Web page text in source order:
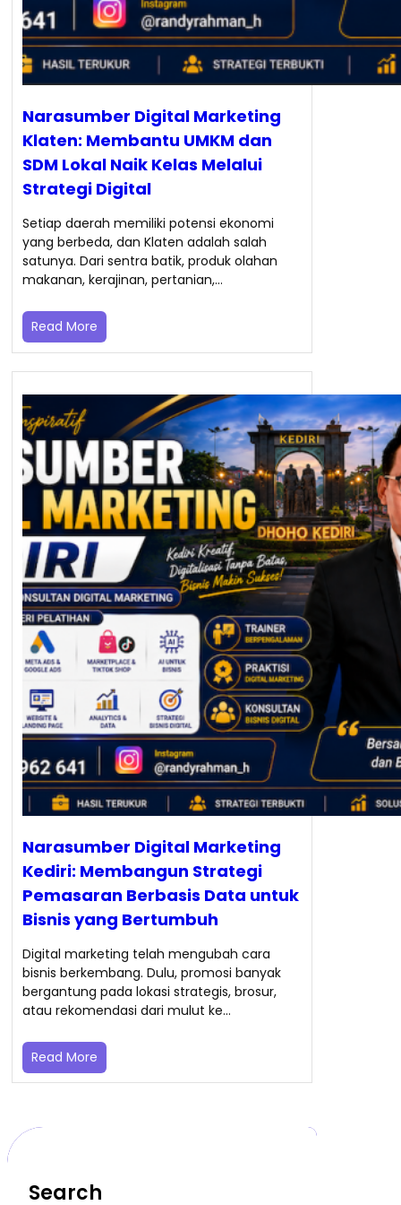
Narasumber Digital Marketing
Klaten: Membantu UMKM dan
SDM Lokal Naik Kelas Melalui
Strategi Digital
Setiap daerah memiliki potensi ekonomi
yang berbeda, dan Klaten adalah salah
satunya. Dari sentra batik, produk olahan
makanan, kerajinan, pertanian,…
Read More
Narasumber Digital Marketing
Kediri: Membangun Strategi
Pemasaran Berbasis Data untuk
Bisnis yang Bertumbuh
Digital marketing telah mengubah cara
bisnis berkembang. Dulu, promosi banyak
bergantung pada lokasi strategis, brosur,
atau rekomendasi dari mulut ke…
Read More
Search